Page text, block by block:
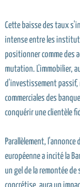
Cette baisse des taux
intense entre les
positionner comme des
mutation. L'immobilier,
d'investissement passif,
commerciales des
conquérir une clientèle
Parallèlement,
européenne a incité la
un gel de la remontée